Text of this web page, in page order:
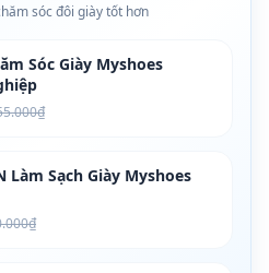
sóc đôi giày tốt hơn
Sóc Giày Myshoes
Làm Sạch Giày Myshoes